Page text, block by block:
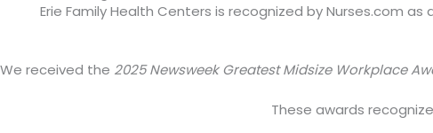
Erie Family Health Centers is recognized by Nurses.com
We received the 2025 Newsweek Greatest Midsize Workplace
These awards